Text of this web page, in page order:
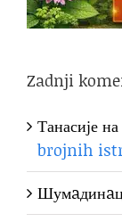
Zadnji
Танасијена
brojnih